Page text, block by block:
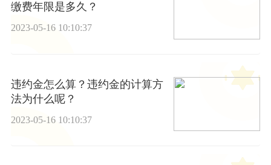
缴费年限是多久？
2023-05-16 10:10:37
违约金怎么算？违约金的计算方
法为什么呢？
2023-05-16 10:10:37